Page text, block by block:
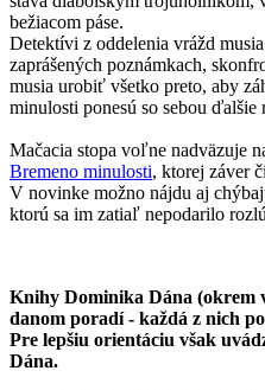
bežiacom páse.
Detektívi z oddelenia vrážd
zaprášených poznámkach,
musia urobiť všetko preto, aby
minulosti ponesú so sebou ďalšie
Mačacia stopa voľne nadväzuje
Bremeno minulosti, ktorej záver
V novinke možno nájdu aj
ktorú sa im zatiaľ nepodarilo
Knihy Dominika Dána (okrem
danom poradí - každá z nich
Pre lepšiu orientáciu však
Dána.